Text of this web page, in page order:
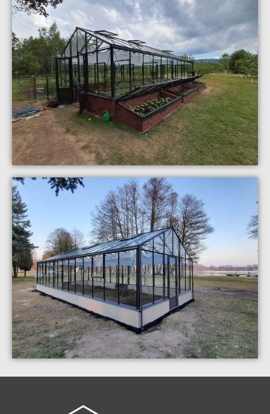
SZKLARNIA EURO PLUS ON
WALL
lokalizacja:Karpniki
realizacja:maj 2024
zobacz galerię
SZKLARNIA EURO PLUS ON
WALL
lokalizacja: Stare Drawsko
realizacja:marzec 2022
zobacz galerię